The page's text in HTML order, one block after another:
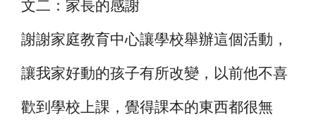
文二：家長的感謝
謝謝家庭教育中心讓學校舉辦這個活動，
讓我家好動的孩子有所改變，以前他不喜
歡到學校上課，覺得課本的東西都很無